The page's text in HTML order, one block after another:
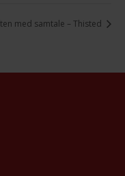
med samtale – Thisted